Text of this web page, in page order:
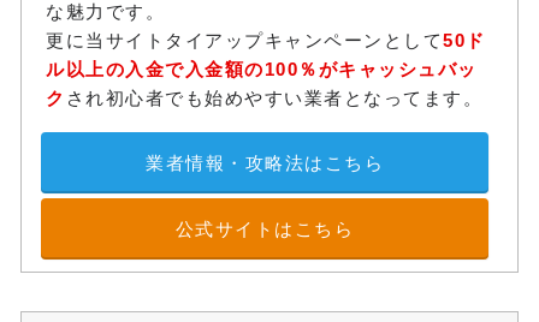
な魅力です。
更に当サイトタイアップキャンペーンとして50ド
ル以上の入金で入金額の100％がキャッシュバッ
ク され初心者でも始めやすい業者となってます。
業者情報・攻略法はこちら
公式サイトはこちら